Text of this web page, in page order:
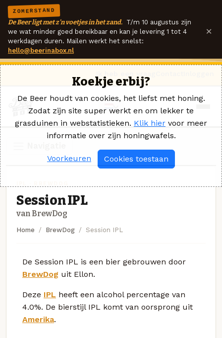
ZOMERSTAND
De Beer ligt met z'n voetjes in het zand. T/m 10 augustus zijn
we wat minder goed bereikbaar en kan je levering 1 tot 4
werkdagen duren. Mailen werkt het snelst:
hello@beerinabox.nl
×
Session IPL
van BrewDog
Home BrewDog Session IPL
De Session IPL is een bier gebrouwen door
BrewDog uit Ellon.
Deze IPL heeft een alcohol percentage van
4.0%. De bierstijl IPL komt van oorsprong uit
Amerika.
Koekje erbij?
De Beer houdt van cookies, het liefst met honing.
Zodat zijn site super werkt en om lekker te
grasduinen in webstatistieken. Klik hier voor meer
informatie over zijn honingwafels.
Voorkeuren Cookies toestaan